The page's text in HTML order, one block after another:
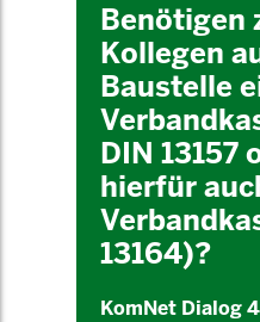
Benötigen
Kollegen
Baustelle
DIN 13157
hierfür
13164)?
KomNet Dialog